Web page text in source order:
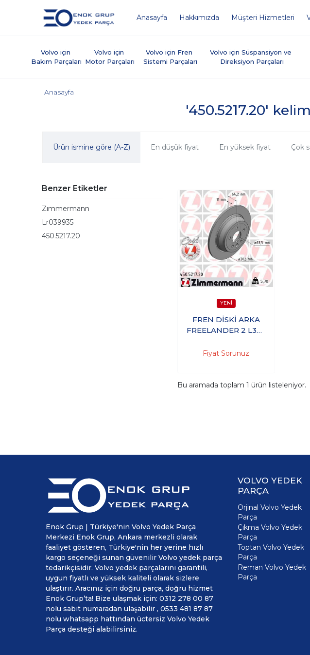
Anasayfa Hakkımızda Müşteri Hizmetleri
Volvo için
Bakım Parçaları
Volvo için
Motor Parçaları
Volvo için Fren
Sistemi Parçaları
Volvo için Süspansiyon ve
Direksiyon Parçaları
'450.5217.20'
Anasayfa
Ürün ismine göre (A-Z) En düşük fiyat En yüksek fiyat Çok
Benzer Etiketler
Zımmermann
Lr039935
450.5217.20
FREN DİSKİ ARKA
FREELANDER 2 L359
Fiyat Sorunuz
Bu aramada toplam 1 ürün listeleniyor.
Enok Grup | Türkiye'nin Volvo Yedek Parça
Merkezi Enok Grup, Ankara merkezli olarak
faaliyet gösteren, Türkiye'nin her yerine hızlı
kargo seçeneği sunan güvenilir Volvo yedek parça
tedarikçisidir. Volvo yedek parçalarını garantili,
uygun fiyatlı ve yüksek kaliteli olarak sizlere
ulaştırır. Aracınız için doğru parça, doğru hizmet
Enok Grup’ta! Bize ulaşmak için: 0312 278 00 87
nolu sabit numaradan ulaşabilir , 0533 481 87 87
nolu whatsapp hattından üctersiz Volvo Yedek
Parça desteği alabilirsiniz.
VOLVO YEDEK
PARÇA
Orjinal Volvo Yedek
Parça
Çıkma Volvo Yedek
Parça
Toptan Volvo Yedek
Parça
Reman Volvo Yedek
Parça